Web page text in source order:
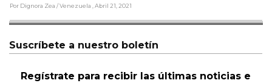
Por Dignora Zea / Venezuela , Abril 21, 2021
Suscríbete a nuestro boletín
Regístrate para recibir las últimas noticias e